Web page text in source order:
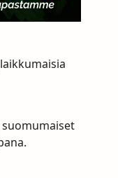
suomumaiset